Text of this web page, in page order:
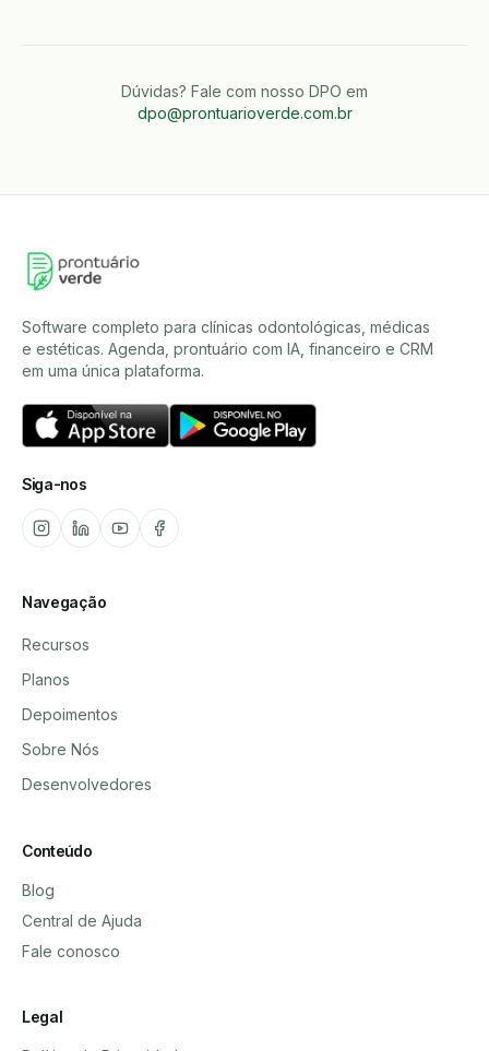
Dúvidas? Fale com nosso DPO em
dpo@prontuarioverde.com.br
Software completo para clínicas odontológicas, médicas
e estéticas. Agenda, prontuário com IA, financeiro e CRM
em uma única plataforma.
Siga-nos
Navegação
Recursos
Planos
Depoimentos
Sobre Nós
Desenvolvedores
Conteúdo
Blog
Central de Ajuda
Fale conosco
Legal